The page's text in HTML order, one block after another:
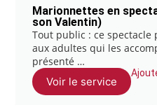
Marionnettes en
son Valentin)
Tout public : ce spectacle
aux adultes qui les
présenté …
Voir le service